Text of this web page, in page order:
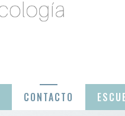
CONTACTO